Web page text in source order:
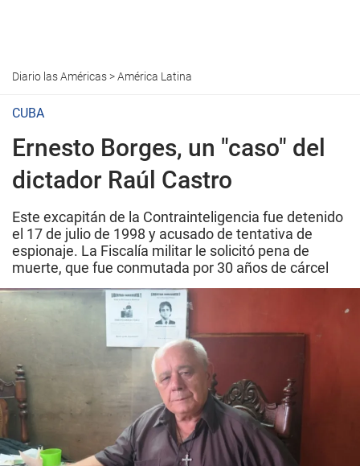
Diario las Américas>América Latina
CUBA
Ernesto Borges, un "caso" del
dictador Raúl Castro
Este excapitán de la Contrainteligencia fue detenido
el 17 de julio de 1998 y acusado de tentativa de
espionaje. La Fiscalía militar le solicitó pena de
muerte, que fue conmutada por 30 años de cárcel